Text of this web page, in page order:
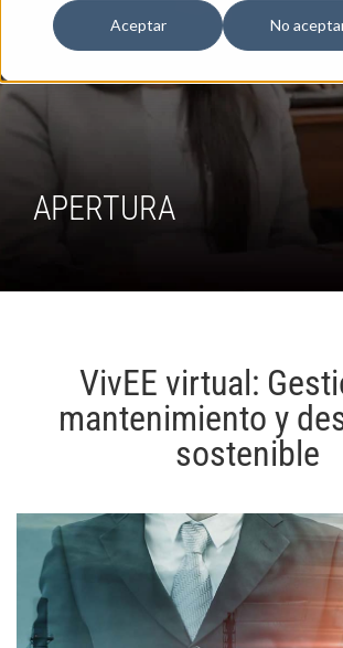
Aceptar
No
APERTURA
VivEE virtual:
mantenimiento y
sostenible